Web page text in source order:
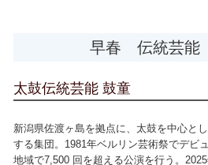
早春 伝統芸能
太鼓伝統芸能 鼓童
新潟県佐渡ヶ島を拠点に、太鼓を中心と
する集団。1981年ベルリン芸術祭でデビ
地域で7,500 回を超える公演を行う。